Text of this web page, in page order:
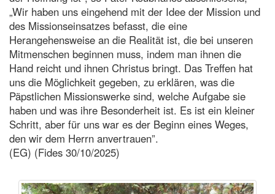
„Wir haben uns eingehend mit der Idee der Mission und
des Missionseinsatzes befasst, die eine
Herangehensweise an die Realität ist, die bei unseren
Mitmenschen beginnen muss, indem man ihnen die
Hand reicht und ihnen Christus bringt. Das Treffen hat
uns die Möglichkeit gegeben, zu erklären, was die
Päpstlichen Missionswerke sind, welche Aufgabe sie
haben und was ihre Besonderheit ist. Es ist ein kleiner
Schritt, aber für uns war es der Beginn eines Weges,
den wir dem Herrn anvertrauen”.
(EG) (Fides 30/10/2025)